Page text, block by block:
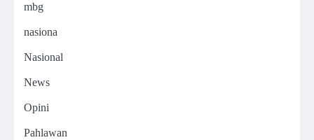
mbg
nasiona
Nasional
News
Opini
Pahlawan